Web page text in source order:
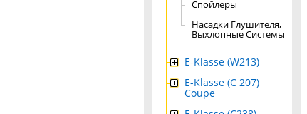
Спойлеры
Насадки Глушителя,
Выхлопные Системы
E-Klasse (W213)
E-Klasse (C 207)
Coupe